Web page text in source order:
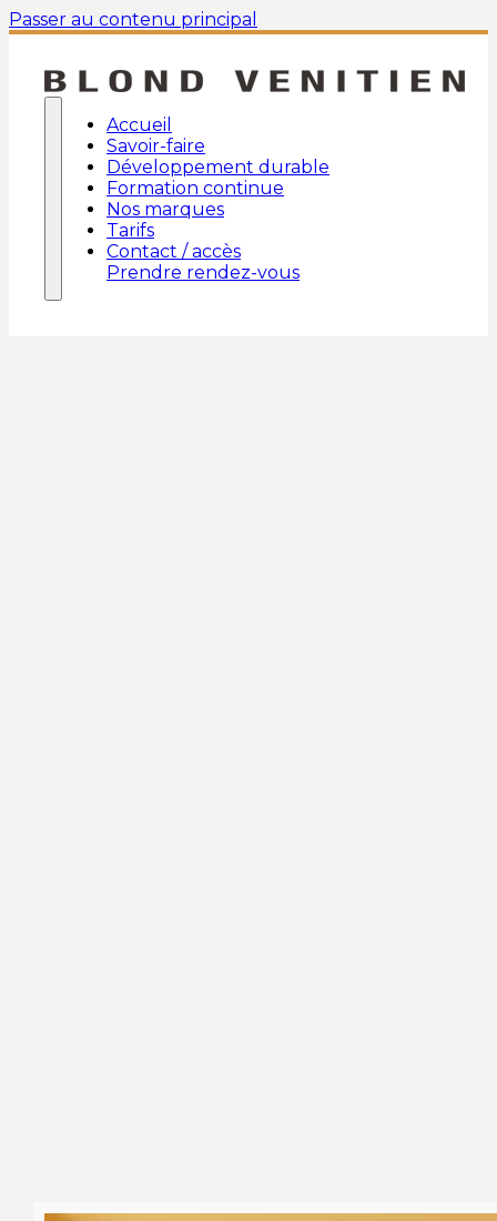
Passer au contenu principal
Accueil
Savoir-faire
Développement durable
Formation continue
Nos marques
Tarifs
Contact / accès
Prendre rendez-vous